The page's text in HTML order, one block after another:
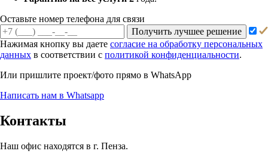
Оставьте номер телефона для связи
Получить лучшее решение
Нажимая кнопку вы даете согласие на обработку персональных
данных в соответствии с политикой конфиденциальности.
Или пришлите проект/фото прямо в WhatsApp
Написать нам в Whatsapp
Контакты
Наш офис находятся в г. Пенза.